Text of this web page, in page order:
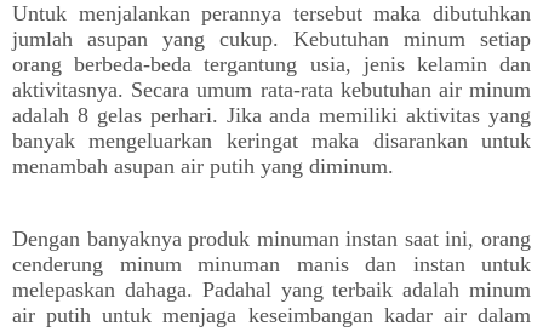
Untuk menjalankan perannya tersebut maka dibutuhkan
jumlah asupan yang cukup. Kebutuhan minum setiap
orang berbeda-beda tergantung usia, jenis kelamin dan
aktivitasnya. Secara umum rata-rata kebutuhan air minum
adalah 8 gelas perhari. Jika anda memiliki aktivitas yang
banyak mengeluarkan keringat maka disarankan untuk
menambah asupan air putih yang diminum.
Dengan banyaknya produk minuman instan saat ini, orang
cenderung minum minuman manis dan instan untuk
melepaskan dahaga. Padahal yang terbaik adalah minum
air putih untuk menjaga keseimbangan kadar air dalam